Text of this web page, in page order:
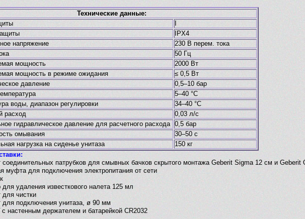
Технические данные:
IPX4
напряжение
230 В перем. тока
50 Гц
мощность
2000 Вт
мощность в режиме ожидания
≤ 0,5 Вт
давление
0,5–10 бар
5–40 °C
воды, диапазон регулировки
34–40 °C
расход
0,03 л/с
гидравлическое давление для расчетного расхода 0,5 бар
омывания
30–50 с
нагрузка на сиденье унитаза
150 кг
соединительных патрубков для смывных бачков скрытого монтажа Geberit Sigma 12 см и Geberit
муфта для подключения электропитания от сети
для удаления известкового налета 125 мл
для чистки
для подключения унитаза, ø 90 мм
настенным держателем и батарейкой CR2032